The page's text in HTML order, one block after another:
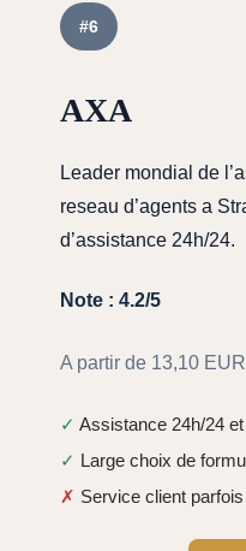
#6
AXA
Leader mondial de
reseau d’agents a
d’assistance 24h/24.
Note : 4.2/5
A partir de 13,10
✓ Assistance 24h/24
✓ Large choix de
✗ Service client